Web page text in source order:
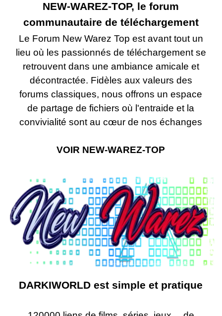
NEW-WAREZ-TOP, le forum
communautaire de téléchargement
Le Forum New Warez Top est avant tout un
lieu où les passionnés de téléchargement se
retrouvent dans une ambiance amicale et
décontractée. Fidèles aux valeurs des
forums classiques, nous offrons un espace
de partage de fichiers où l'entraide et la
convivialité sont au cœur de nos échanges
VOIR NEW-WAREZ-TOP
DARKIWORLD est simple et pratique